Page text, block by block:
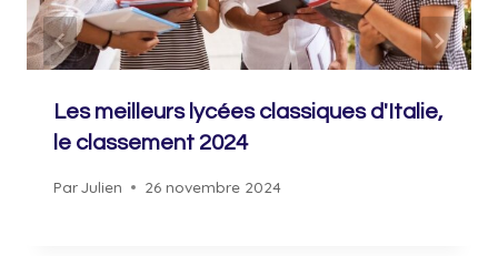
Les meilleurs lycées classiques d'Italie,
le classement 2024
ParJulien 26 novembre 2024